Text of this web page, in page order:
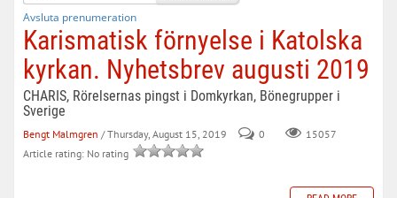
Avsluta prenumeration
Karismatisk förnyelse i Katolska
kyrkan. Nyhetsbrev augusti 2019
CHARIS, Rörelsernas pingst i Domkyrkan, Bönegrupper i
Sverige
Bengt Malmgren / Thursday, August 15, 2019 0
15057
Article rating: No rating